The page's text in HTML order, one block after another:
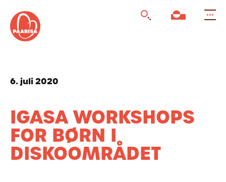
forsiden
6. juli 2020
IGASA WORKSHOPS
FOR BØRN I
DISKOOMRÅDET